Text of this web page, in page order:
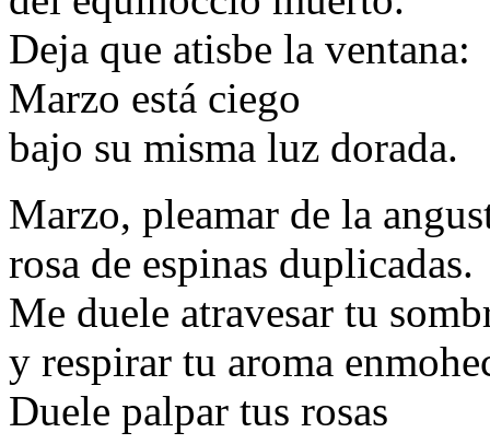
Deja que atisbe la ventana:
Marzo está ciego
bajo su misma luz dorada.
Marzo, pleamar de la
rosa de espinas duplicadas.
Me duele atravesar tu
y respirar tu aroma
Duele palpar tus rosas